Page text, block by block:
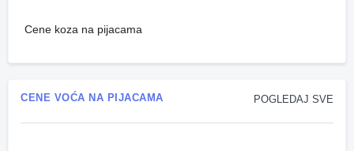
Cene koza na pijacama
POGLEDAJ SVE
CENE VOĆA NA PIJACAMA